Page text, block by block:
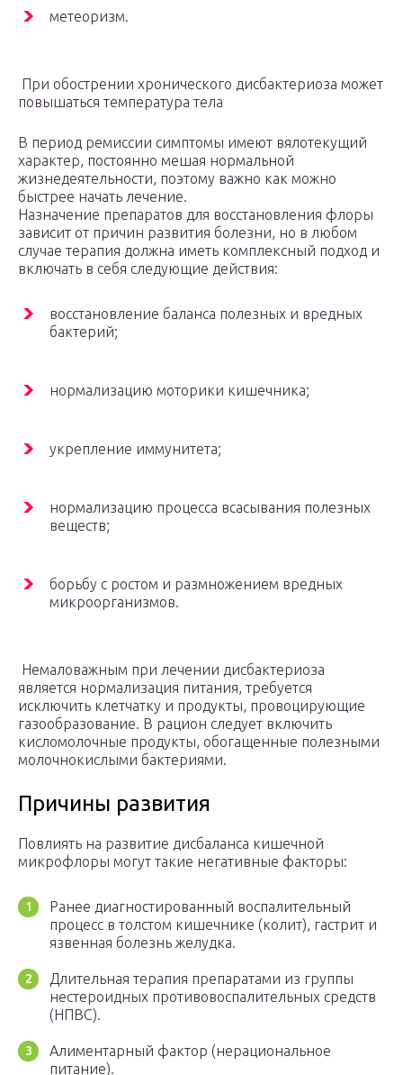
метеоризм.
При обострении хронического дисбактериоза может
повышаться температура тела
В период ремиссии симптомы имеют вялотекущий
характер, постоянно мешая нормальной
жизнедеятельности, поэтому важно как можно
быстрее начать лечение.
Назначение препаратов для восстановления флоры
зависит от причин развития болезни, но в любом
случае терапия должна иметь комплексный подход и
включать в себя следующие действия:
восстановление баланса полезных и вредных
бактерий;
нормализацию моторики кишечника;
укрепление иммунитета;
нормализацию процесса всасывания полезных
веществ;
борьбу с ростом и размножением вредных
микроорганизмов.
Немаловажным при лечении дисбактериоза
является нормализация питания, требуется
исключить клетчатку и продукты, провоцирующие
газообразование. В рацион следует включить
кисломолочные продукты, обогащенные полезными
молочнокислыми бактериями.
Причины развития
Повлиять на развитие дисбаланса кишечной
микрофлоры могут такие негативные факторы:
Ранее диагностированный воспалительный
процесс в толстом кишечнике (колит), гастрит и
язвенная болезнь желудка.
Длительная терапия препаратами из группы
нестероидных противовоспалительных средств
(НПВС).
Алиментарный фактор (нерациональное
питание).